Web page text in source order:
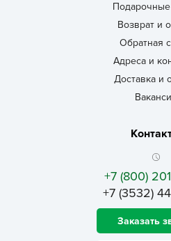
Подарочные
Возврат и
Обратная
Адреса и
Доставка и
+7 (800)
+7 (3532)
Заказать